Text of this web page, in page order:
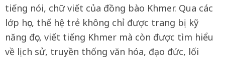
tiếng nói, chữ viết của đồng bào Khmer. Qua các
lớp học, thế hệ trẻ không chỉ được trang bị kỹ
năng đọc, viết tiếng Khmer mà còn được tìm hiểu
về lịch sử, truyền thống văn hóa, đạo đức, lối